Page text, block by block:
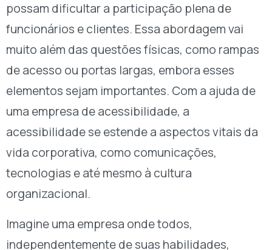
possam dificultar a participação plena de
funcionários e clientes. Essa abordagem vai
muito além das questões físicas, como rampas
de acesso ou portas largas, embora esses
elementos sejam importantes. Com a ajuda de
uma empresa de acessibilidade, a
acessibilidade se estende a aspectos vitais da
vida corporativa, como comunicações,
tecnologias e até mesmo à cultura
organizacional.
Imagine uma empresa onde todos,
independentemente de suas habilidades,